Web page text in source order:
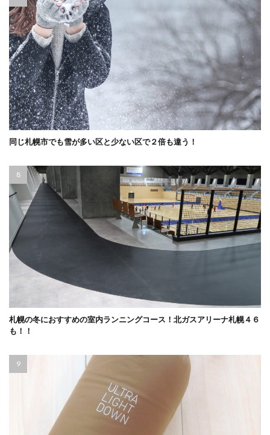
同じ札幌市でも雪が多い区と少ない区で２倍も違う！
札幌の冬におすすめの室内ランニングコース！北ガスアリーナ札幌４６
も！！